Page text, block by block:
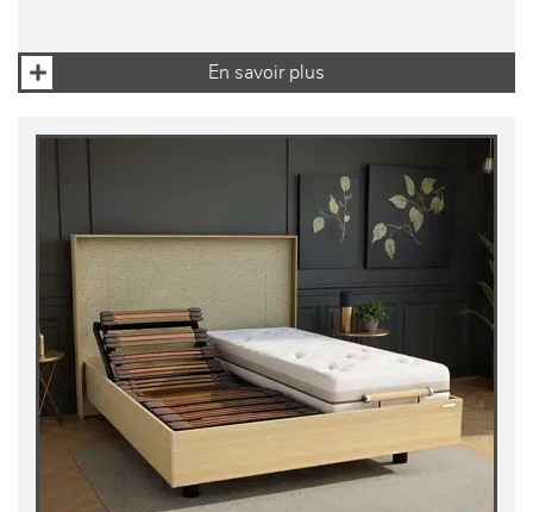
En savoir plus